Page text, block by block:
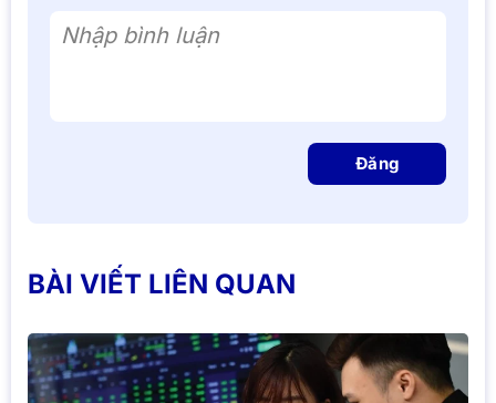
Nhập bình luận
Đăng
BÀI VIẾT LIÊN QUAN